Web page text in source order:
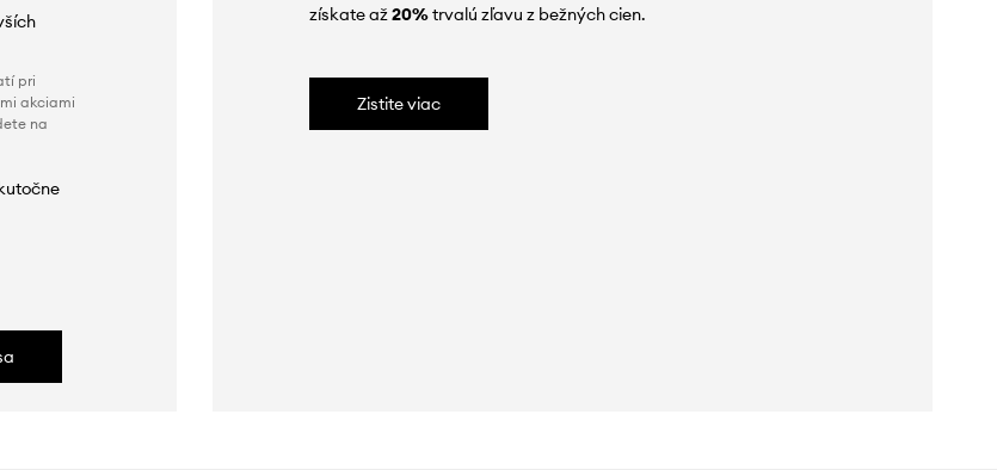
pri
akciami
na
získate až20%trvalú zľavu z bežných cien.
Zistite viac